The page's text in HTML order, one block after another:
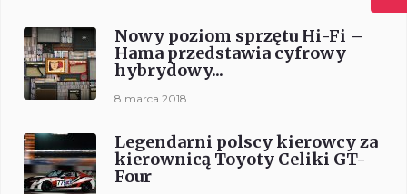
Nowy poziom sprzętu Hi-Fi –
Hama przedstawia cyfrowy
hybrydowy...
8 marca 2018
Legendarni polscy kierowcy za
kierownicą Toyoty Celiki GT-
Four